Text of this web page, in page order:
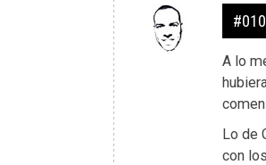
#010
A lo
Lo de
con